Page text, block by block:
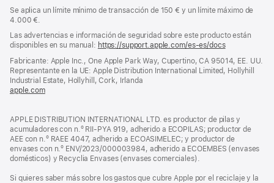
Se aplica un límite mínimo de transacción de 150 € y un límite máximo de
4.000 €.
Las advertencias e información de seguridad sobre este producto están
disponibles en su manual: https://support.apple.com/es-es/docs(se
en
una
Fabricante: Apple Inc., One Apple Park Way, Cupertino, CA 95014, EE. UU.
Representante en la UE: Apple Distribution International Limited, Hollyhill
Industrial Estate, Hollyhill, Cork, Irlanda
apple.com(se
una
ventana
nueva)
APPLE DISTRIBUTION INTERNATIONAL LTD. es productor de pilas y
acumuladores con n.º RII-PYA 919, adherido a ECOPILAS; productor de
AEE con n.º RAEE 4047, adherido a ECOASIMELEC; y productor de
envases con n.º ENV/2023/000003984, adherido a ECOEMBES (envases
domésticos) y Recyclia Envases (envases comerciales).
Si quieres saber más sobre los gastos que cubre Apple por el reciclaje y la